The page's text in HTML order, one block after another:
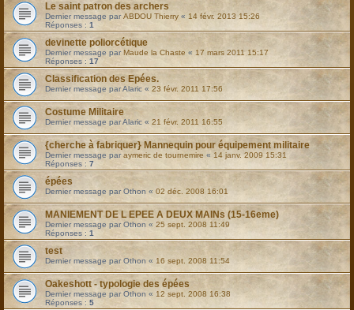
Le saint patron des archers
Dernier message parABDOU Thierry « 14 févr. 2013 15:26
Réponses : 1
devinette poliorcétique
Dernier message par Maude la Chaste « 17 mars 2011 15:17
Réponses : 17
Classification des Epées.
Dernier message parAlaric « 23 févr. 2011 17:56
Costume Militaire
Dernier message parAlaric « 21 févr. 2011 16:55
{cherche à fabriquer} Mannequin pour équipement militaire
Dernier message paraymeric de tournemire « 14 janv. 2009 15:31
Réponses : 7
épées
Dernier message parOthon « 02 déc. 2008 16:01
MANIEMENT DE L EPEE A DEUX MAINs (15-16eme)
Dernier message parOthon « 25 sept. 2008 11:49
Réponses : 1
test
Dernier message parOthon « 16 sept. 2008 11:54
Oakeshott - typologie des épées
Dernier message parOthon « 12 sept. 2008 16:38
Réponses : 5